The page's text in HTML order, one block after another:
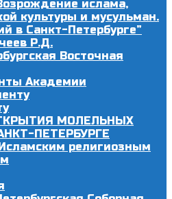
ислама,
культуры и мусульман.
в Санкт-Петербурге”
Р.Д.
Восточная
Академии
МОЛЕЛЬНЫХ
ПЕТЕРБУРГЕ
религиозным